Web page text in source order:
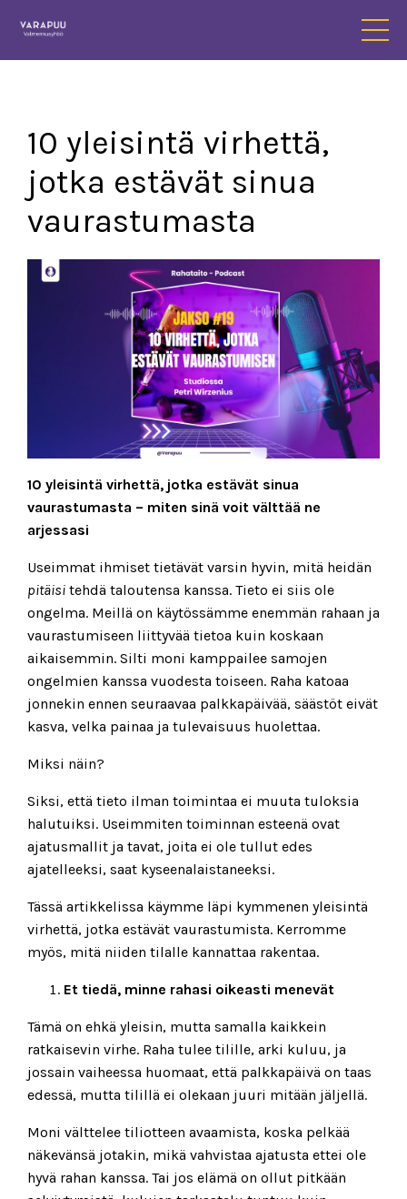
10 yleisintä virhettä,
jotka estävät sinua
vaurastumasta
10 yleisintä virhettä, jotka estävät sinua
vaurastumasta – miten sinä voit välttää ne
arjessasi
Useimmat ihmiset tietävät varsin hyvin, mitä heidän
pitäisi tehdä taloutensa kanssa. Tieto ei siis ole
ongelma. Meillä on käytössämme enemmän rahaan ja
vaurastumiseen liittyvää tietoa kuin koskaan
aikaisemmin. Silti moni kamppailee samojen
ongelmien kanssa vuodesta toiseen. Raha katoaa
jonnekin ennen seuraavaa palkkapäivää, säästöt eivät
kasva, velka painaa ja tulevaisuus huolettaa.
Miksi näin?
Siksi, että tieto ilman toimintaa ei muuta tuloksia
halutuiksi. Useimmiten toiminnan esteenä ovat
ajatusmallit ja tavat, joita ei ole tullut edes
ajatelleeksi, saat kyseenalaistaneeksi.
Tässä artikkelissa käymme läpi kymmenen yleisintä
virhettä, jotka estävät vaurastumista. Kerromme
myös, mitä niiden tilalle kannattaa rakentaa.
Et tiedä, minne rahasi oikeasti menevät
Tämä on ehkä yleisin, mutta samalla kaikkein
ratkaisevin virhe. Raha tulee tilille, arki kuluu, ja
jossain vaiheessa huomaat, että palkkapäivä on taas
edessä, mutta tilillä ei olekaan juuri mitään jäljellä.
Moni välttelee tiliotteen avaamista, koska pelkää
näkevänsä jotakin, mikä vahvistaa ajatusta ettei ole
hyvä rahan kanssa. Tai jos elämä on ollut pitkään